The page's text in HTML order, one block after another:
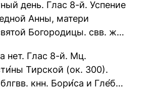
в Ближних
день. Глас 8-й. Успение
Анны, матери
Богородицы. свв. жен
девы,...
нет. Глас 8-й. Мц.
Тирской (ок. 300).
кнн. Бори́са и Гле́ба,